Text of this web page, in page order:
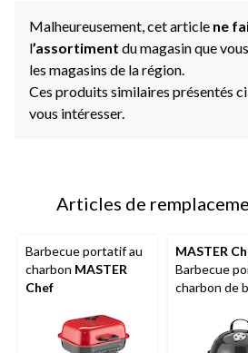
Malheureusement, cet article ne
l’assortiment du magasin que
les magasins de la région.
Ces produits similaires présentés
vous intéresser.
Articles de
Barbecue portatif au
charbon MASTER
Chef
MASTER
Barbecue
charbon de